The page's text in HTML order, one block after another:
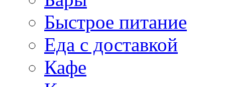
Быстрое питание
Еда с доставкой
Кафе